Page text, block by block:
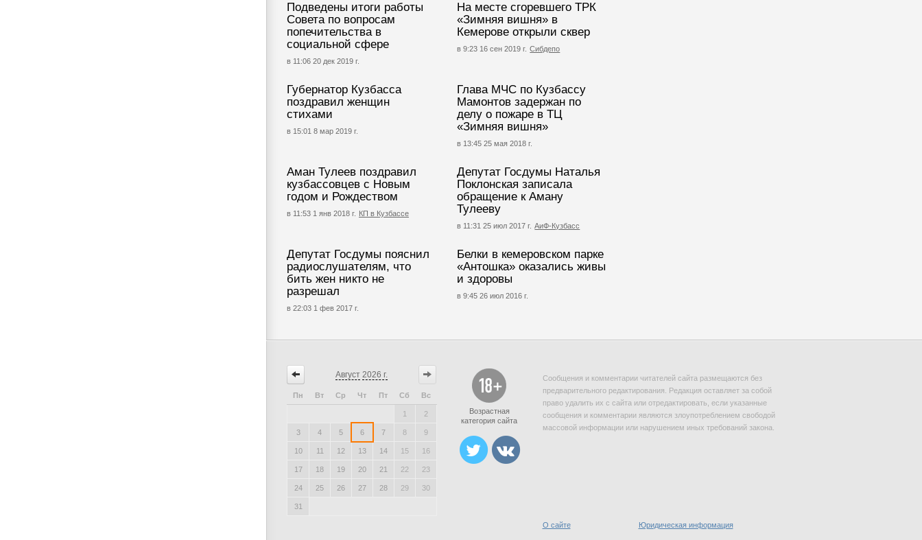
Подведены итоги работы
Совета по вопросам
попечительства в
социальной сфере
в 11:06 20 дек 2019 г.
На месте сгоревшего ТРК
«Зимняя вишня» в
Кемерове открыли сквер
в 9:23 16 сен 2019 г. Сибдепо
Губернатор Кузбасса
поздравил женщин
стихами
в 15:01 8 мар 2019 г.
Глава МЧС по Кузбассу
Мамонтов задержан по
делу о пожаре в ТЦ
«Зимняя вишня»
в 13:45 25 мая 2018 г.
Аман Тулеев поздравил
кузбассовцев с Новым
годом и Рождеством
в 11:53 1 янв 2018 г. КП в Кузбассе
Депутат Госдумы Наталья
Поклонская записала
обращение к Аману
Тулееву
в 11:31 25 июл 2017 г. АиФ-Кузбасс
Депутат Госдумы пояснил
радиослушателям, что
бить жен никто не
разрешал
в 22:03 1 фев 2017 г.
Белки в кемеровском парке
«Антошка» оказались живы
и здоровы
в 9:45 26 июл 2016 г.
Август 2026 г.
Пн Вт Ср Чт Пт Сб Вс
1 2
3 4 5 6 7 8 9
10 11 12 13 14 15 16
17 18 19 20 21 22 23
24 25 26 27 28 29 30
31
Возрастная
категория сайта
Сообщения и комментарии читателей сайта размещаются без
предварительного редактирования. Редакция оставляет за собой
право удалить их с сайта или отредактировать, если указанные
сообщения и комментарии являются злоупотреблением свободой
массовой информации или нарушением иных требований закона.
О сайте Юридическая информация